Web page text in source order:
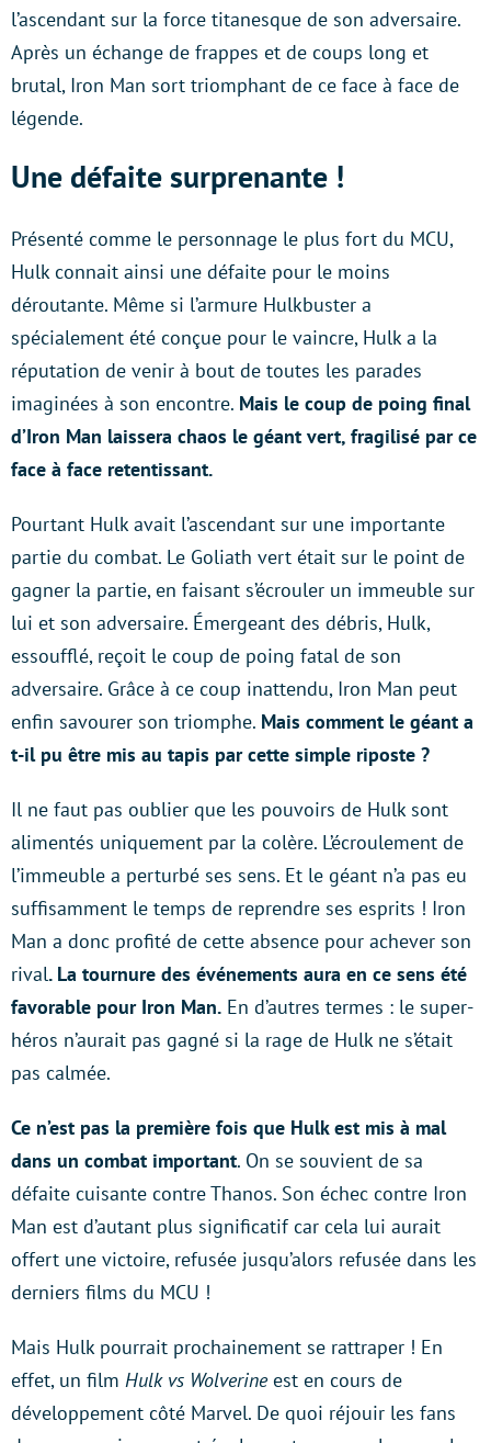
l’ascendant sur la force titanesque de son adversaire.
Après un échange de frappes et de coups long et
brutal, Iron Man sort triomphant de ce face à face de
légende.
Une défaite surprenante !
Présenté comme le personnage le plus fort du MCU,
Hulk connait ainsi une défaite pour le moins
déroutante. Même si l’armure Hulkbuster a
spécialement été conçue pour le vaincre, Hulk a la
réputation de venir à bout de toutes les parades
imaginées à son encontre. Mais le coup de poing final
d’Iron Man laissera chaos le géant vert, fragilisé par ce
face à face retentissant.
Pourtant Hulk avait l’ascendant sur une importante
partie du combat. Le Goliath vert était sur le point de
gagner la partie, en faisant s’écrouler un immeuble sur
lui et son adversaire. Émergeant des débris, Hulk,
essoufflé, reçoit le coup de poing fatal de son
adversaire. Grâce à ce coup inattendu, Iron Man peut
enfin savourer son triomphe. Mais comment le géant a
t-il pu être mis au tapis par cette simple riposte ?
Il ne faut pas oublier que les pouvoirs de Hulk sont
alimentés uniquement par la colère. L’écroulement de
l’immeuble a perturbé ses sens. Et le géant n’a pas eu
suffisamment le temps de reprendre ses esprits ! Iron
Man a donc profité de cette absence pour achever son
rival. La tournure des événements aura en ce sens été
favorable pour Iron Man. En d’autres termes : le super-
héros n’aurait pas gagné si la rage de Hulk ne s’était
pas calmée.
Ce n’est pas la première fois que Hulk est mis à mal
dans un combat important. On se souvient de sa
défaite cuisante contre Thanos. Son échec contre Iron
Man est d’autant plus significatif car cela lui aurait
offert une victoire, refusée jusqu’alors refusée dans les
derniers films du MCU !
Mais Hulk pourrait prochainement se rattraper ! En
effet, un film Hulk vs Wolverineest en cours de
développement côté Marvel. De quoi réjouir les fans